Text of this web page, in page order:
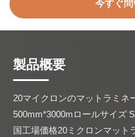
今すぐ
製品概要
20マイクロンのマットラミネ
500mm*3000mロールサイズ
国工場価格20ミクロンマット